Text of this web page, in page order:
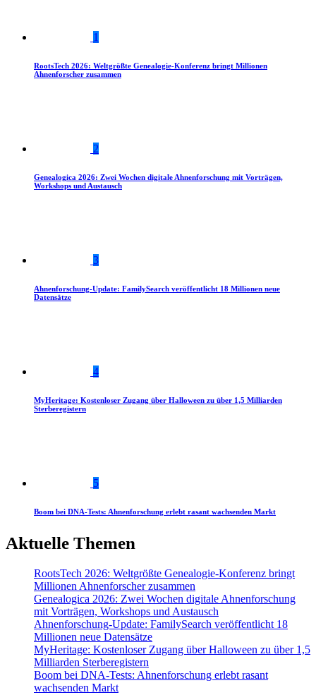
1
RootsTech 2026: Weltgrößte Genealogie-Konferenz bringt Millionen
Ahnenforscher zusammen
2
Genealogica 2026: Zwei Wochen digitale Ahnenforschung mit Vorträgen,
Workshops und Austausch
3
Ahnenforschung-Update: FamilySearch veröffentlicht 18 Millionen neue
Datensätze
4
MyHeritage: Kostenloser Zugang über Halloween zu über 1,5 Milliarden
Sterberegistern
5
Boom bei DNA-Tests: Ahnenforschung erlebt rasant wachsenden Markt
Aktuelle Themen
RootsTech 2026: Weltgrößte Genealogie-Konferenz bringt
Millionen Ahnenforscher zusammen
Genealogica 2026: Zwei Wochen digitale Ahnenforschung
mit Vorträgen, Workshops und Austausch
Ahnenforschung-Update: FamilySearch veröffentlicht 18
Millionen neue Datensätze
MyHeritage: Kostenloser Zugang über Halloween zu über 1,5
Milliarden Sterberegistern
Boom bei DNA-Tests: Ahnenforschung erlebt rasant
wachsenden Markt